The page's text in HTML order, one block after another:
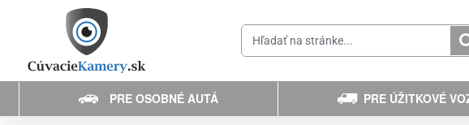
Hľadať
stránke...
PRE OSOBNÉ AUTÁ PRE ÚŽITKOVÉ